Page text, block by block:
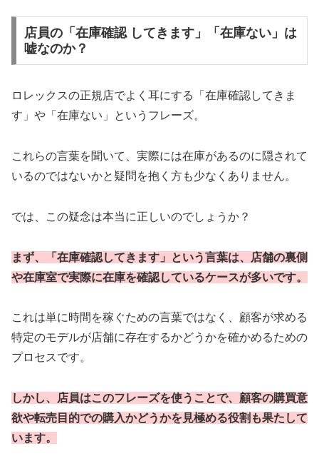
店員の「在庫確認 してきます」「在庫ない」は
嘘なのか？
ロレックスの正規店でよく耳にする「在庫確認してきま
す」や「在庫ない」というフレーズ。
これらの言葉を聞いて、実際には在庫があるのに隠されて
いるのではないかと疑問を抱く方も少なくありません。
では、この疑念は本当に正しいのでしょうか？
まず、「在庫確認してきます」という言葉は、店舗の裏側
や在庫室で実際に在庫を確認しているケースが多いです。
これは単に時間を稼ぐための言葉ではなく、顧客が求める
特定のモデルが店舗に存在するかどうかを確かめるための
プロセスです。
しかし、店員はこのフレーズを使うことで、顧客の購買意
欲や転売目的での購入かどうかを見極める役割も果たして
います。